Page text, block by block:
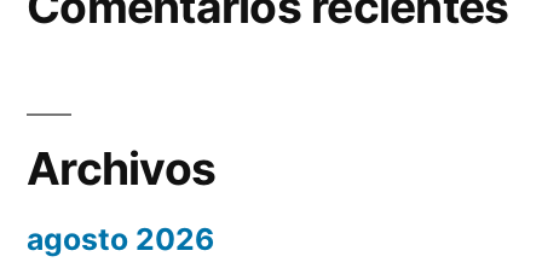
Archivos
agosto 2026